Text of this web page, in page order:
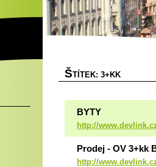
ŠTÍTEK: 3+KK
BYTY
http://
Prodej - OV 3+kk
http://